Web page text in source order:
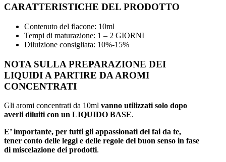
CARATTERISTICHE DEL PRODOTTO
Contenuto del flacone: 10ml
Tempi di maturazione: 1 – 2 GIORNI
Diluizione consigliata: 10%-15%
NOTA SULLA PREPARAZIONE DEI
LIQUIDI A PARTIRE DA AROMI
CONCENTRATI
Gli aromi concentrati da 10ml vanno utilizzati solo dopo
averli diluiti con un LIQUIDO BASE.
E’ importante, per tutti gli appassionati del fai da te,
tener conto delle leggi e delle regole del buon senso in fase
di miscelazione dei prodotti.